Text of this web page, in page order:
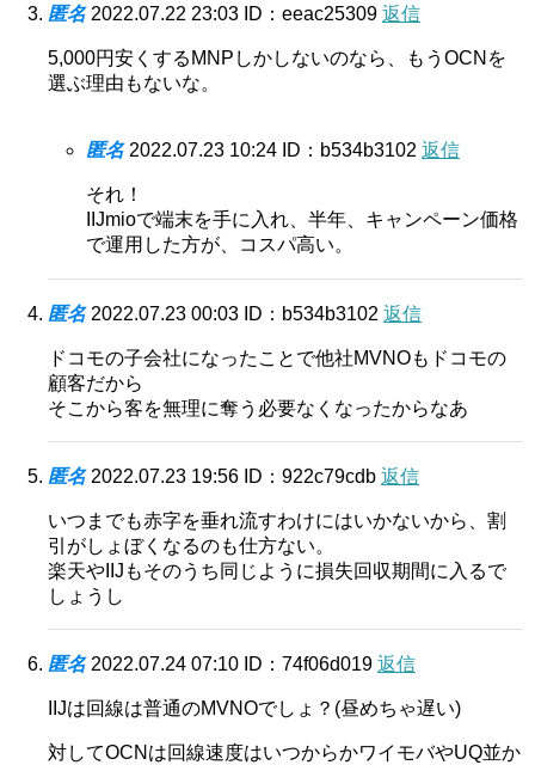
匿名 2022.07.22 23:03 ID：eeac25309 返信
5,000円安くするMNPしかしないのなら、もうOCNを
選ぶ理由もないな。
匿名 2022.07.23 10:24 ID：b534b3102 返信
それ！
IIJmioで端末を手に入れ、半年、キャンペーン価格
で運用した方が、コスパ高い。
匿名 2022.07.23 00:03 ID：b534b3102 返信
ドコモの子会社になったことで他社MVNOもドコモの
顧客だから
そこから客を無理に奪う必要なくなったからなあ
匿名 2022.07.23 19:56 ID：922c79cdb 返信
いつまでも赤字を垂れ流すわけにはいかないから、割
引がしょぼくなるのも仕方ない。
楽天やIIJもそのうち同じように損失回収期間に入るで
しょうし
匿名 2022.07.24 07:10 ID：74f06d019 返信
IIJは回線は普通のMVNOでしょ？(昼めちゃ遅い)
対してOCNは回線速度はいつからかワイモバやUQ並か